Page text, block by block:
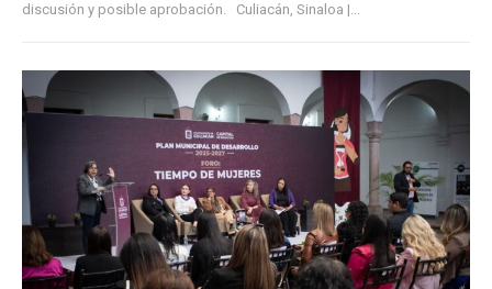
discusión y posible aprobación. Culiacán, Sinaloa |...